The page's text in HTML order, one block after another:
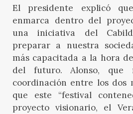
El presidente explicó
enmarca dentro del
una iniciativa del
preparar a nuestra
más capacitada a la hora
del futuro. Alonso, que
coordinación entre los dos
que este “festival
proyecto visionario, el